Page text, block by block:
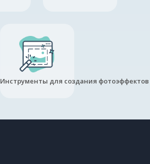
Инструменты для создания фотоэффектов